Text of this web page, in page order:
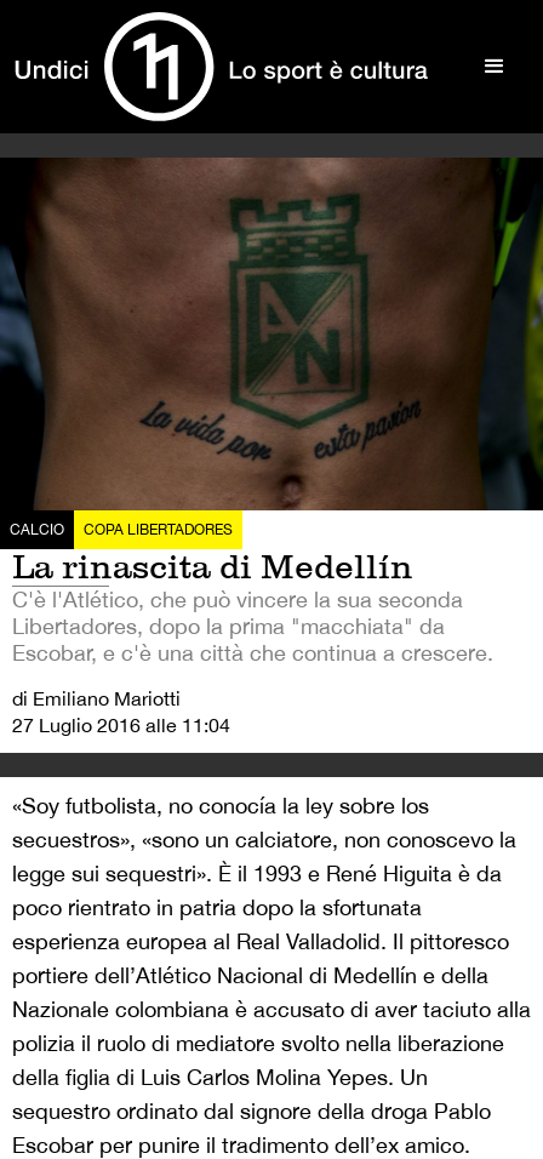
CALCIO COPA LIBERTADORES
La rinascita di Medellín
C'è l'Atlético, che può vincere la sua seconda
Libertadores, dopo la prima "macchiata" da
Escobar, e c'è una città che continua a crescere.
di Emiliano Mariotti
27 Luglio 2016 alle 11:04
«Soy futbolista, no conocía la ley sobre los
secuestros», «sono un calciatore, non conoscevo la
legge sui sequestri». È il 1993 e René Higuita è da
poco rientrato in patria dopo la sfortunata
esperienza europea al Real Valladolid. Il pittoresco
portiere dell’Atlético Nacional di Medellín e della
Nazionale colombiana è accusato di aver taciuto alla
polizia il ruolo di mediatore svolto nella liberazione
della figlia di Luis Carlos Molina Yepes. Un
sequestro ordinato dal signore della droga Pablo
Escobar per punire il tradimento dell’ex amico.